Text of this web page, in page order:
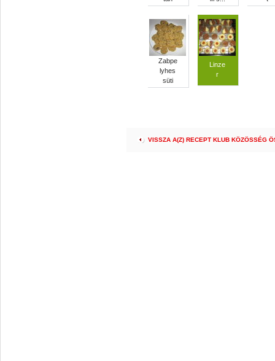
Zabpe
lyhes
süti
Linze
r
VISSZA A(Z) RECEPT KLUB KÖZÖSSÉG